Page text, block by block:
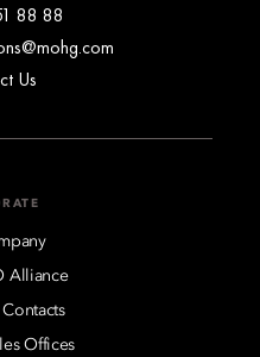
88 88
Us
Alliance
Offices